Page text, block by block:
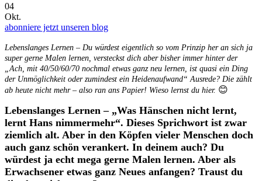
04
Okt.
abonniere jetzt unseren blog
Lebenslanges Lernen – Du würdest eigentlich so vom Prinzip her an sich ja
super gerne Malen lernen, versteckst dich aber bisher immer hinter der
„Ach, mit 40/50/60/70 nochmal etwas ganz neu lernen, ist quasi ein Ding
der Unmöglichkeit oder zumindest ein Heidenaufwand“ Ausrede? Die zählt
ab heute nicht mehr – also ran ans Papier! Wieso lernst du hier. 😊
Lebenslanges Lernen – „Was Hänschen nicht lernt,
lernt Hans nimmermehr“. Dieses Sprichwort ist zwar
ziemlich alt. Aber in den Köpfen vieler Menschen doch
auch ganz schön verankert. In deinem auch? Du
würdest ja echt mega gerne Malen lernen. Aber als
Erwachsener etwas ganz Neues anfangen? Traust du